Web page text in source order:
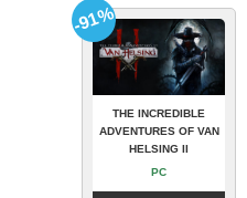
THE INCREDIBLE
ADVENTURES OF VAN
HELSING II
PC
-91%